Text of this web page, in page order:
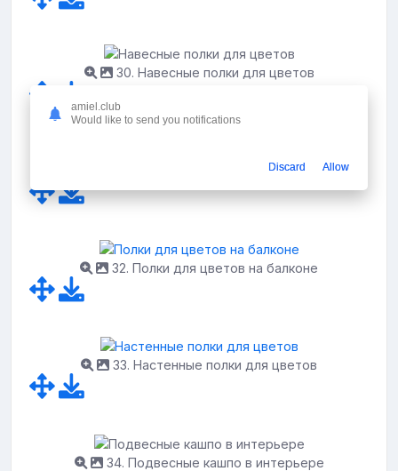
30. Навесные полки для цветов
31. Цветы в интерьере балкона
32. Полки для цветов на балконе
33. Настенные полки для цветов
34. Подвесные кашпо в интерьере
amiel.club
Would like to send you notifications
Discard Allow